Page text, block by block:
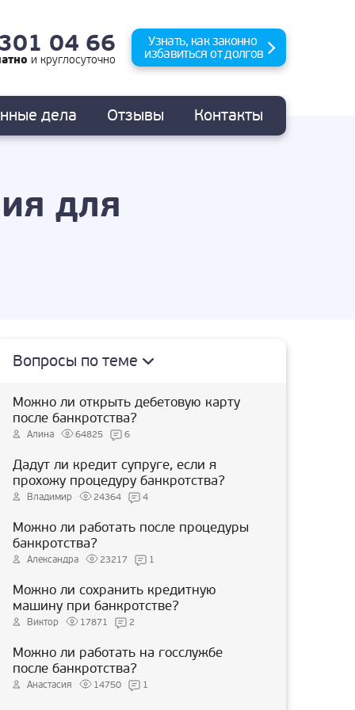
04 66
икруглосуточно
Узнать, как законно
избавиться от долгов
дела Отзывы Контакты
для
Вопросы по теме
Можно ли открыть дебетовую карту
после банкротства?
Алина 64825 6
Дадут ли кредит супруге, если я
прохожу процедуру банкротства?
Владимир 24364 4
Можно ли работать после процедуры
банкротства?
Александра 23217 1
Можно ли сохранить кредитную
машину при банкротстве?
Виктор 17871 2
Можно ли работать на госслужбе
после банкротства?
Анастасия 14750 1